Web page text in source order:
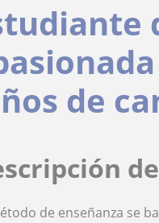
de
de enseñanza se